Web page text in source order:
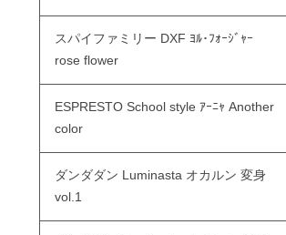
スパイファミリー DXF ﾖﾙ･ﾌｫｰｼﾞｬｰ
rose flower
ESPRESTO School style ｱｰﾆｬ Another
color
ダンダダン Luminasta オカルン 変身
vol.1